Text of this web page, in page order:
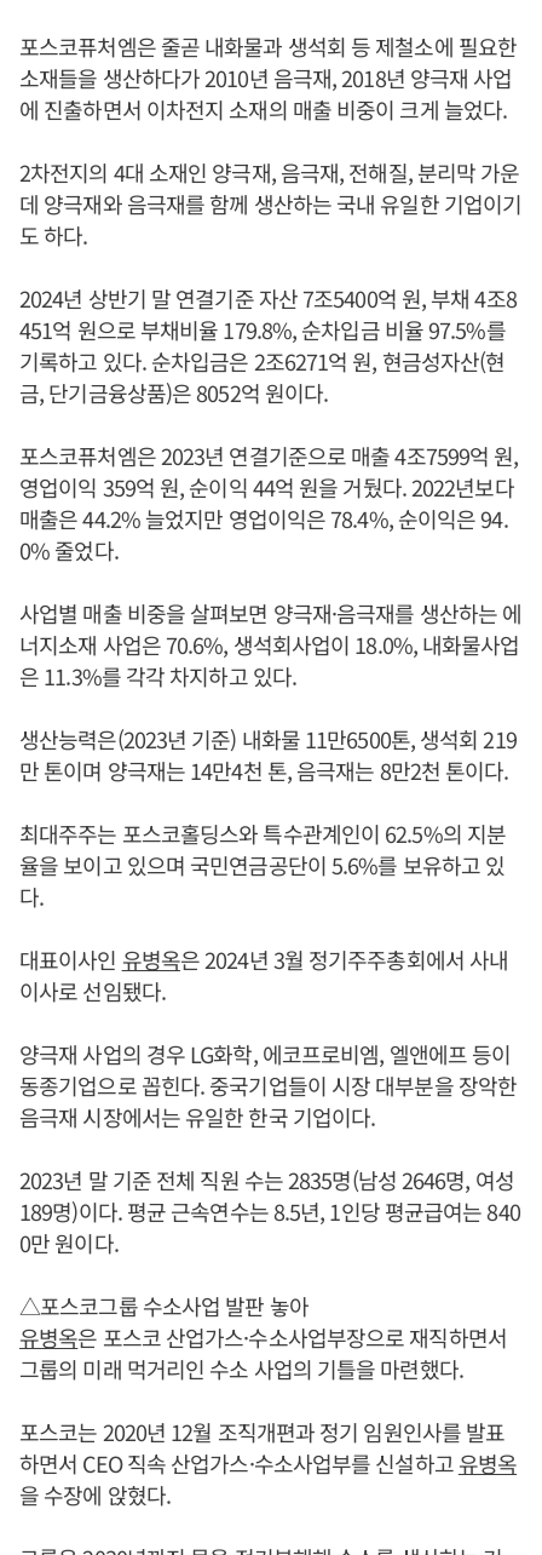
포스코퓨처엠은 줄곧 내화물과 생석회 등 제철소에 필요한
소재들을 생산하다가 2010년 음극재, 2018년 양극재 사업
에 진출하면서 이차전지 소재의 매출 비중이 크게 늘었다.
2차전지의 4대 소재인 양극재, 음극재, 전해질, 분리막 가운
데 양극재와 음극재를 함께 생산하는 국내 유일한 기업이기
도 하다.
2024년 상반기 말 연결기준 자산 7조5400억 원, 부채 4조8
451억 원으로 부채비율 179.8%, 순차입금 비율 97.5%를
기록하고 있다. 순차입금은 2조6271억 원, 현금성자산(현
금, 단기금융상품)은 8052억 원이다.
포스코퓨처엠은 2023년 연결기준으로 매출 4조7599억 원,
영업이익 359억 원, 순이익 44억 원을 거뒀다. 2022년보다
매출은 44.2% 늘었지만 영업이익은 78.4%, 순이익은 94.
0% 줄었다.
사업별 매출 비중을 살펴보면 양극재·음극재를 생산하는 에
너지소재 사업은 70.6%, 생석회사업이 18.0%, 내화물사업
은 11.3%를 각각 차지하고 있다.
생산능력은(2023년 기준) 내화물 11만6500톤, 생석회 219
만 톤이며 양극재는 14만4천 톤, 음극재는 8만2천 톤이다.
최대주주는 포스코홀딩스와 특수관계인이 62.5%의 지분
율을 보이고 있으며 국민연금공단이 5.6%를 보유하고 있
다.
대표이사인 유병옥은 2024년 3월 정기주주총회에서 사내
이사로 선임됐다.
양극재 사업의 경우 LG화학, 에코프로비엠, 엘앤에프 등이
동종기업으로 꼽힌다. 중국기업들이 시장 대부분을 장악한
음극재 시장에서는 유일한 한국 기업이다.
2023년 말 기준 전체 직원 수는 2835명(남성 2646명, 여성
189명)이다. 평균 근속연수는 8.5년, 1인당 평균급여는 840
0만 원이다.
△포스코그룹 수소사업 발판 놓아
유병옥은 포스코 산업가스·수소사업부장으로 재직하면서
그룹의 미래 먹거리인 수소 사업의 기틀을 마련했다.
포스코는 2020년 12월 조직개편과 정기 임원인사를 발표
하면서 CEO 직속 산업가스·수소사업부를 신설하고유병옥
을 수장에 앉혔다.